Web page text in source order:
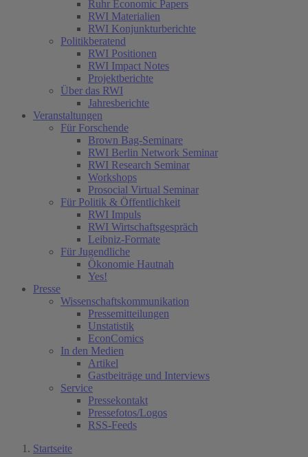
Ruhr Economic Papers
RWI Materialien
RWI Konjunkturberichte
Politikberatend
RWI Positionen
RWI Impact Notes
Projektberichte
Über das RWI
Jahresberichte
Veranstaltungen
Für Forschende
Brown Bag-Seminare
RWI Berlin Network Seminar
RWI Research Seminar
Workshops
Prosocial Virtual Seminar
Für Politik & Öffentlichkeit
RWI Impuls
RWI Wirtschaftsgespräch
Leibniz-Formate
Für Jugendliche
Ökonomie Hautnah
Yes!
Presse
Wissenschaftskommunikation
Pressemitteilungen
Unstatistik
EconComics
In den Medien
Artikel
Gastbeiträge und Interviews
Service
Pressekontakt
Pressefotos/Logos
RSS-Feeds
Startseite